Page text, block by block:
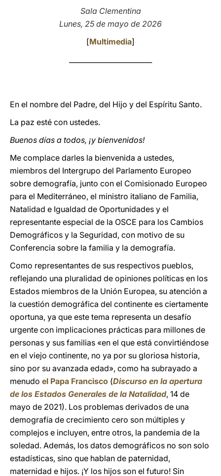
Sala Clementina
Lunes, 25 de mayo de 2026
[Multimedia]
En el nombre del Padre, del Hijo y del Espíritu Santo.
La paz esté con ustedes.
Buenos días a todos, ¡y bienvenidos!
Me complace darles la bienvenida a ustedes,
miembros del Intergrupo del Parlamento Europeo
sobre demografía, junto con el Comisionado Europeo
para el Mediterráneo, el ministro italiano de Familia,
Natalidad e Igualdad de Oportunidades y el
representante especial de la OSCE para los Cambios
Demográficos y la Seguridad, con motivo de su
Conferencia sobre la familia y la demografía.
Como representantes de sus respectivos pueblos,
reflejando una pluralidad de opiniones políticas en los
Estados miembros de la Unión Europea, su atención a
la cuestión demográfica del continente es ciertamente
oportuna, ya que este tema representa un desafío
urgente con implicaciones prácticas para millones de
personas y sus familias «en el que está convirtiéndose
en el viejo continente, no ya por su gloriosa historia,
sino por su avanzada edad», como ha subrayado a
menudo el Papa Francisco (Discurso en la apertura
de los Estados Generales de la Natalidad, 14 de
mayo de 2021). Los problemas derivados de una
demografía de crecimiento cero son múltiples y
complejos e incluyen, entre otros, la pandemia de la
soledad. Además, los datos demográficos no son solo
estadísticas, sino que hablan de paternidad,
maternidad e hijos. ¡Y los hijos son el futuro! Sin